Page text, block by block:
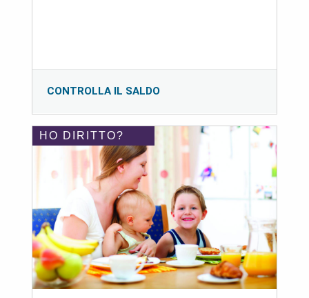
CONTROLLA IL SALDO
HO DIRITTO?